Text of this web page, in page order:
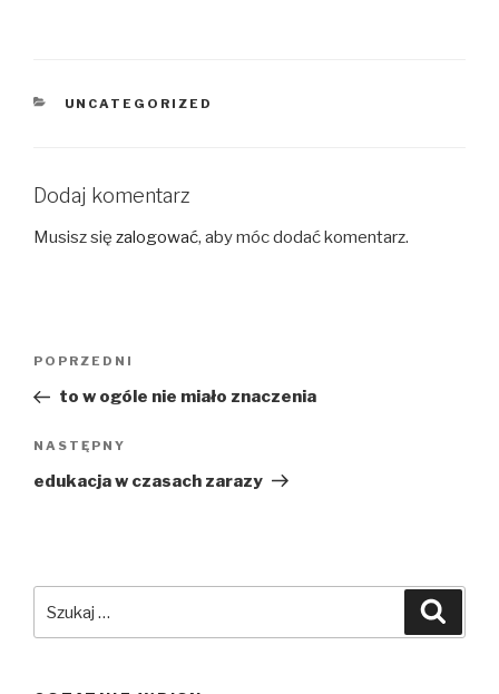
KATEGORIE
UNCATEGORIZED
Dodaj komentarz
Musisz się zalogować, aby móc dodać komentarz.
Poprzedni
wpis
POPRZEDNI
to w ogóle nie miało znaczenia
Następny
wpis
NASTĘPNY
edukacja w czasach zarazy